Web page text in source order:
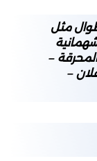
مثل
–
–